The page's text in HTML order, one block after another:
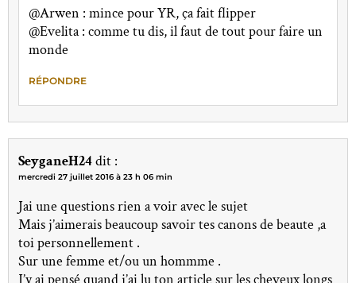
@Arwen : mince pour YR, ça fait flipper
@Evelita : comme tu dis, il faut de tout pour faire un
monde
RÉPONDRE
SeyganeH24dit :
mercredi 27 juillet 2016 à 23 h 06 min
Jai une questions rien a voir avec le sujet
Mais j’aimerais beaucoup savoir tes canons de beaute ,a
toi personnellement .
Sur une femme et/ou un hommme .
J’y ai pensé quand j’ai lu ton article sur les cheveux longs